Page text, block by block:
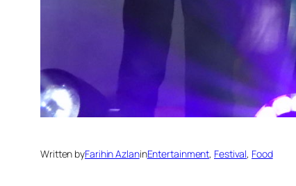
Written byFarihin AzlaninEntertainment, Festival, Food